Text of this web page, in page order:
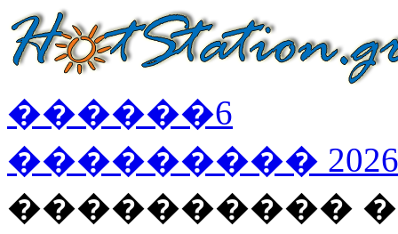
������6
��������� 2026
����������